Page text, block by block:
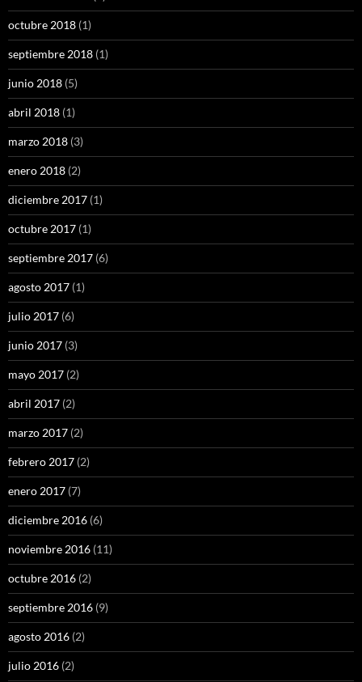
octubre 2018 (1)
septiembre 2018 (1)
junio 2018 (5)
abril 2018 (1)
marzo 2018 (3)
enero 2018 (2)
diciembre 2017 (1)
octubre 2017 (1)
septiembre 2017 (6)
agosto 2017 (1)
julio 2017 (6)
junio 2017 (3)
mayo 2017 (2)
abril 2017 (2)
marzo 2017 (2)
febrero 2017 (2)
enero 2017 (7)
diciembre 2016 (6)
noviembre 2016 (11)
octubre 2016 (2)
septiembre 2016 (9)
agosto 2016 (2)
julio 2016 (2)